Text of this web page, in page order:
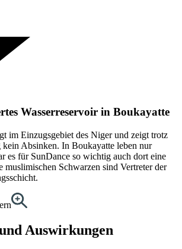
Wasserreservoir in Boukayatte
im Einzugsgebiet des Niger und zeigt trotz
Absinken. In Boukayatte leben nur
es für SunDance so wichtig auch dort eine
muslimischen Schwarzen sind Vertreter der
Auswirkungen